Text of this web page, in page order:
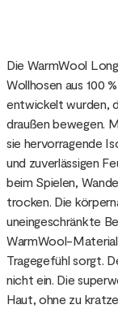
Die WarmWool
Wollhosen aus 100
entwickelt wurden,
draußen bewegen.
sie hervorragende
und zuverlässigen
beim Spielen,
trocken. Die
uneingeschränkte
WarmWool-
Tragegefühl sorgt.
nicht ein. Die
Haut, ohne zu